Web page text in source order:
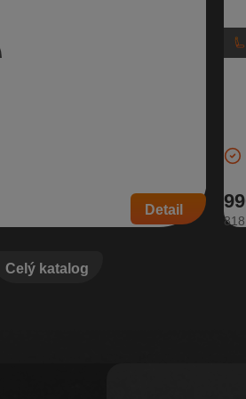
Detail
Celý katalog